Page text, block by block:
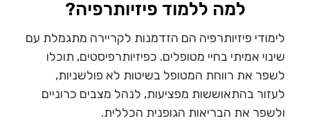
למה ללמוד פיזיותרפיה?
לימודי פיזיותרפיה הם הזדמנות לקריירה מתגמלת עם
שינוי אמיתי בחיי מטופלים. כפיזיותרפיסטים, תוכלו
לשפר את רווחת המטופל בשיטות לא פולשניות,
לעזור בהתאוששות מפציעות, לנהל מצבים כרוניים
ולשפר את הבריאות הגופנית הכללית.